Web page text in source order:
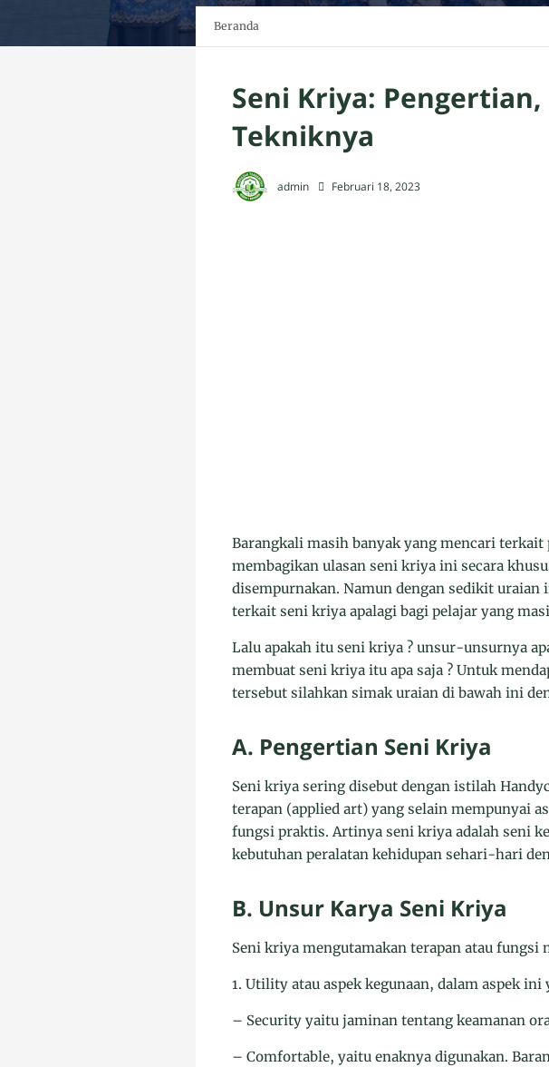
Beranda
Seni Kriya:
Tekniknya
admin Februari 18, 2023
Barangkali masih banyak yang mencari
membagikan ulasan seni kriya ini secara
disempurnakan. Namun dengan sedikit uraian
terkait seni kriya apalagi bagi pelajar yang
Lalu apakah itu seni kriya ? unsur-unsurnya
membuat seni kriya itu apa saja ? Untuk
tersebut silahkan simak uraian di bawah ini
A. Pengertian Seni Kriya
Seni kriya sering disebut dengan istilah
terapan (applied art) yang selain mempunyai
fungsi praktis. Artinya seni kriya adalah seni
kebutuhan peralatan kehidupan sehari-hari
B. Unsur Karya Seni Kriya
Seni kriya mengutamakan terapan atau
1. Utility atau aspek kegunaan, dalam aspek
– Security yaitu jaminan tentang keamanan
– Comfortable, yaitu enaknya digunakan.